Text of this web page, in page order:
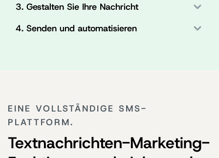
3. Gestalten Sie Ihre Nachricht
4. Senden und automatisieren
EINE VOLLSTÄNDIGE SMS-
PLATTFORM.
Textnachrichten-Marketing-